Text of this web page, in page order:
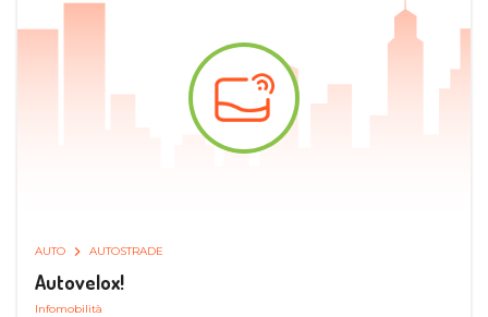
AUTO AUTOSTRADE
Autovelox!
Infomobilità